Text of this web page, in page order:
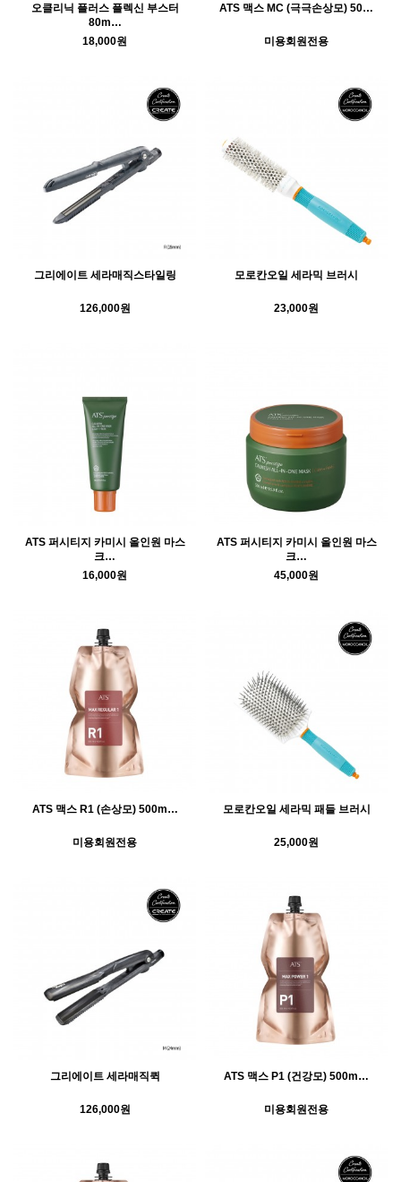
오클리닉 플러스 플렉신 부스터
80m…
18,000원
ATS 맥스 MC (극극손상모) 50…
미용회원전용
그리에이트 세라매직스타일링
126,000원
모로칸오일 세라믹 브러시
23,000원
ATS 퍼시티지 카미시 올인원 마스
크…
16,000원
ATS 퍼시티지 카미시 올인원 마스
크…
45,000원
ATS 맥스 R1 (손상모) 500m…
미용회원전용
모로칸오일 세라믹 패들 브러시
25,000원
그리에이트 세라매직퀵
126,000원
ATS 맥스 P1 (건강모) 500m…
미용회원전용